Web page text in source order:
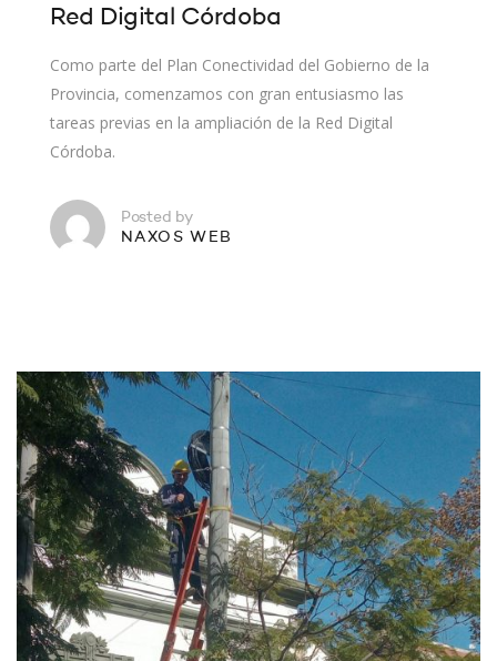
Red Digital Córdoba
Como parte del Plan Conectividad del Gobierno de la
Provincia, comenzamos con gran entusiasmo las
tareas previas en la ampliación de la Red Digital
Córdoba.
Posted by
NAXOS WEB